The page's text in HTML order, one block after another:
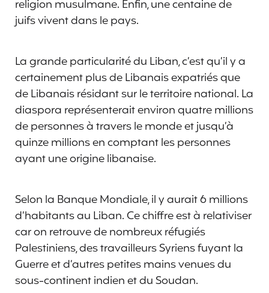
religion musulmane. Enfin, une centaine de
juifs vivent dans le pays.
La grande particularité du Liban, c’est qu’il y a
certainement plus de Libanais expatriés que
de Libanais résidant sur le territoire national. La
diaspora représenterait environ quatre millions
de personnes à travers le monde et jusqu’à
quinze millions en comptant les personnes
ayant une origine libanaise.
Selon la Banque Mondiale, il y aurait 6 millions
d’habitants au Liban. Ce chiffre est à relativiser
car on retrouve de nombreux réfugiés
Palestiniens, des travailleurs Syriens fuyant la
Guerre et d’autres petites mains venues du
sous-continent indien et du Soudan.